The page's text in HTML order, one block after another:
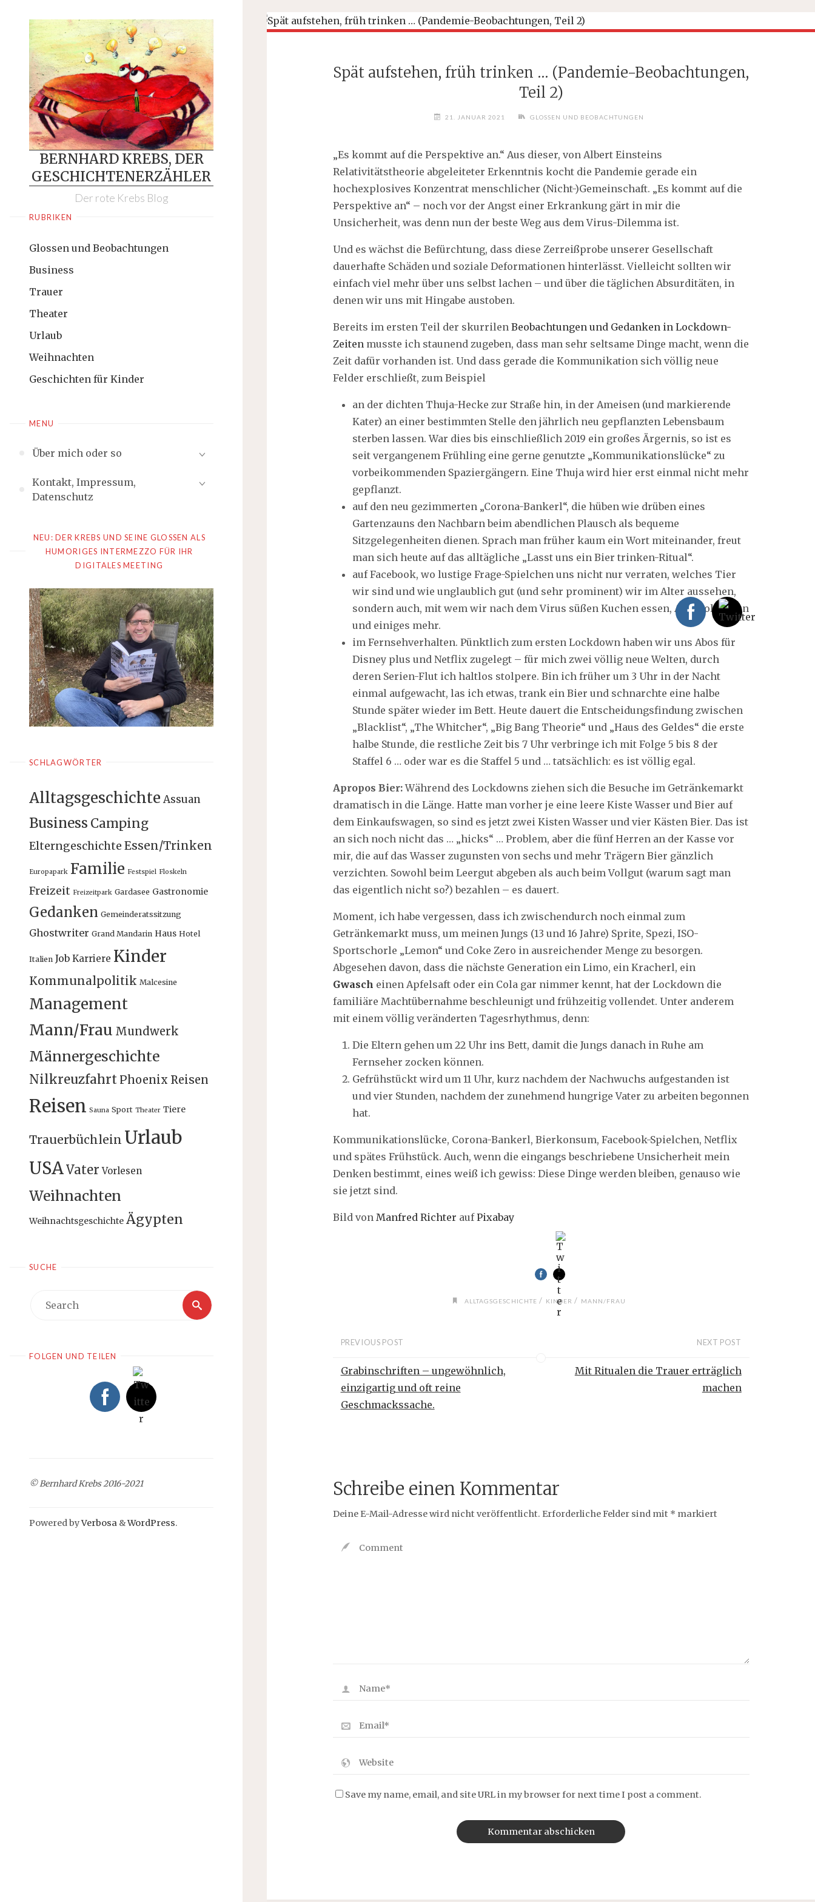
content
BERNHARD KREBS, DER
GESCHICHTENERZÄHLER
Der rote Krebs Blog
RUBRIKEN
Glossen und Beobachtungen
Business
Trauer
Theater
Urlaub
Weihnachten
Geschichten für Kinder
MENU
Über mich oder so
Kontakt, Impressum,
Datenschutz
NEU: DER KREBS UND SEINE GLOSSEN ALS
HUMORIGES INTERMEZZO FÜR IHR
DIGITALES MEETING
SCHLAGWÖRTER
Alltagsgeschichte Assuan
Business Camping
Elterngeschichte Essen/Trinken
Europapark Familie Festspiel Floskeln
Freizeit Freizeitpark Gardasee Gastronomie
Gedanken Gemeinderatssitzung
Ghostwriter Grand Mandarin Haus Hotel
Italien Job Karriere Kinder
Kommunalpolitik Malcesine
Management
Mann/Frau Mundwerk
Männergeschichte
Nilkreuzfahrt Phoenix Reisen
Reisen Sauna Sport Theater Tiere
Trauerbüchlein Urlaub
USAVater Vorlesen
Weihnachten
Weihnachtsgeschichte Ägypten
SUCHE
Search
FOLGEN UND TEILEN
© Bernhard Krebs 2016-2021
Powered byVerbosa &WordPress.
Spät aufstehen, früh trinken … (Pandemie-Beobachtungen,
Teil 2)
21. JANUAR 2021 GLOSSEN UND BEOBACHTUNGEN
„Es kommt auf die Perspektive an.“ Aus dieser, von Albert Einsteins
Relativitätstheorie abgeleiteter Erkenntnis kocht die Pandemie gerade ein
hochexplosives Konzentrat menschlicher (Nicht-)Gemeinschaft. „Es kommt auf die
Perspektive an“ – noch vor der Angst einer Erkrankung gärt in mir die
Unsicherheit, was denn nun der beste Weg aus dem Virus-Dilemma ist.
Und es wächst die Befürchtung, dass diese Zerreißprobe unserer Gesellschaft
dauerhafte Schäden und soziale Deformationen hinterlässt. Vielleicht sollten wir
einfach viel mehr über uns selbst lachen – und über die täglichen Absurditäten, in
denen wir uns mit Hingabe austoben.
Bereits im ersten Teil der skurrilen Beobachtungen und Gedanken in Lockdown-
Zeitenmusste ich staunend zugeben, dass man sehr seltsame Dinge macht, wenn die
Zeit dafür vorhanden ist. Und dass gerade die Kommunikation sich völlig neue
Felder erschließt, zum Beispiel
an der dichten Thuja-Hecke zur Straße hin, in der Ameisen (und markierende
Kater) an einer bestimmten Stelle den jährlich neu gepflanzten Lebensbaum
sterben lassen. War dies bis einschließlich 2019 ein großes Ärgernis, so ist es
seit vergangenem Frühling eine gerne genutzte „Kommunikationslücke“ zu
vorbeikommenden Spaziergängern. Eine Thuja wird hier erst einmal nicht mehr
gepflanzt.
auf den neu gezimmerten „Corona-Bankerl“, die hüben wie drüben eines
Gartenzauns den Nachbarn beim abendlichen Plausch als bequeme
Sitzgelegenheiten dienen. Sprach man früher kaum ein Wort miteinander, freut
man sich heute auf das alltägliche „Lasst uns ein Bier trinken-Ritual“.
auf Facebook, wo lustige Frage-Spielchen uns nicht nur verraten, welches Tier
wir sind und wie unglaublich gut (und sehr prominent) wir im Alter aussehen,
sondern auch, mit wem wir nach dem Virus süßen Kuchen essen, Alkohol saufen
und einiges mehr.
im Fernsehverhalten. Pünktlich zum ersten Lockdown haben wir uns Abos für
Disney plus und Netflix zugelegt – für mich zwei völlig neue Welten, durch
deren Serien-Flut ich haltlos stolpere. Bin ich früher um 3 Uhr in der Nacht
einmal aufgewacht, las ich etwas, trank ein Bier und schnarchte eine halbe
Stunde später wieder im Bett. Heute dauert die Entscheidungsfindung zwischen
„Blacklist“, „The Whitcher“, „Big Bang Theorie“ und „Haus des Geldes“ die erste
halbe Stunde, die restliche Zeit bis 7 Uhr verbringe ich mit Folge 5 bis 8 der
Staffel 6 … oder war es die Staffel 5 und … tatsächlich: es ist völlig egal.
Apropos Bier:Während des Lockdowns ziehen sich die Besuche im Getränkemarkt
dramatisch in die Länge. Hatte man vorher je eine leere Kiste Wasser und Bier auf
dem Einkaufswagen, so sind es jetzt zwei Kisten Wasser und vier Kästen Bier. Das ist
an sich noch nicht das … „hicks“ … Problem, aber die fünf Herren an der Kasse vor
mir, die auf das Wasser zugunsten von sechs und mehr Trägern Bier gänzlich
verzichten. Sowohl beim Leergut abgeben als auch beim Vollgut (warum sagt man
das eigentlich nicht so?) bezahlen – es dauert.
Moment, ich habe vergessen, dass ich zwischendurch noch einmal zum
Getränkemarkt muss, um meinen Jungs (13 und 16 Jahre) Sprite, Spezi, ISO-
Sportschorle „Lemon“ und Coke Zero in ausreichender Menge zu besorgen.
Abgesehen davon, dass die nächste Generation ein Limo, ein Kracherl, ein
Gwasch einen Apfelsaft oder ein Cola gar nimmer kennt, hat der Lockdown die
familiäre Machtübernahme beschleunigt und frühzeitig vollendet. Unter anderem
mit einem völlig veränderten Tagesrhythmus, denn:
Die Eltern gehen um 22 Uhr ins Bett, damit die Jungs danach in Ruhe am
Fernseher zocken können.
Gefrühstückt wird um 11 Uhr, kurz nachdem der Nachwuchs aufgestanden ist
und vier Stunden, nachdem der zunehmend hungrige Vater zu arbeiten begonnen
hat.
Kommunikationslücke, Corona-Bankerl, Bierkonsum, Facebook-Spielchen, Netflix
und spätes Frühstück. Auch, wenn die eingangs beschriebene Unsicherheit mein
Denken bestimmt, eines weiß ich gewiss: Diese Dinge werden bleiben, genauso wie
sie jetzt sind.
Bild von Manfred Richter aufPixabay
ALLTAGSGESCHICHTE / KINDER / MANN/FRAU
PREVIOUS POST
Grabinschriften – ungewöhnlich,
einzigartig und oft reine
Geschmackssache.
NEXT POST
Mit Ritualen die Trauer erträglich
machen
Schreibe einen Kommentar
Deine E-Mail-Adresse wird nicht veröffentlicht. Erforderliche Felder sind mit * markiert
Save my name, email, and site URL in my browser for next time I post a comment.